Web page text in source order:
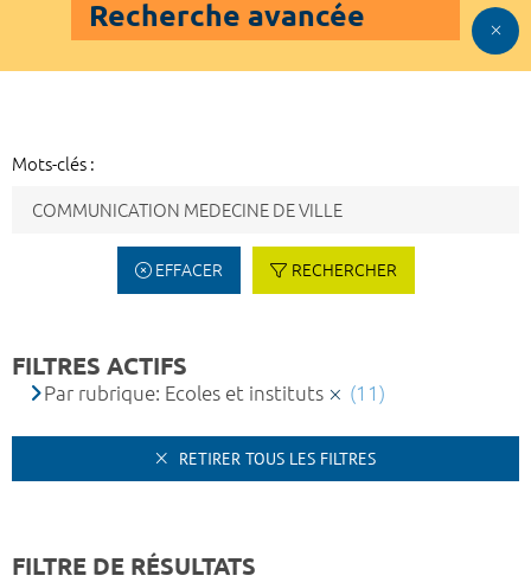
Recherche avancée
Mots-clés :
EFFACER RECHERCHER
FILTRES ACTIFS
Par rubrique: Ecoles et instituts (11)
RETIRER TOUS LES FILTRES
FILTRE DE RÉSULTATS